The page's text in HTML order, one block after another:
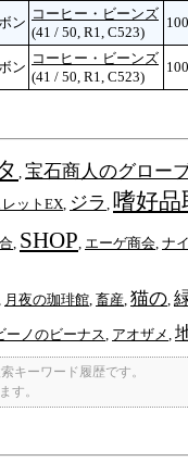
ン
コーヒー・ビーンズ
(41 / 50, R1, C523)
ン
コーヒー・ビーンズ
(41 / 50, R1, C523)
宝石商人のグロー
ットEX ジラ 嗜好品
SHOP エーゲ商会 ナ
月夜の珈琲館 畜産 猫の
ーノのビーナス アオザメ
キーワード履歴です。
す。